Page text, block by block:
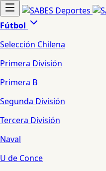
Fútbol
Selección Chilena
Primera División
Primera B
Segunda División
Tercera División
Naval
U de Conce